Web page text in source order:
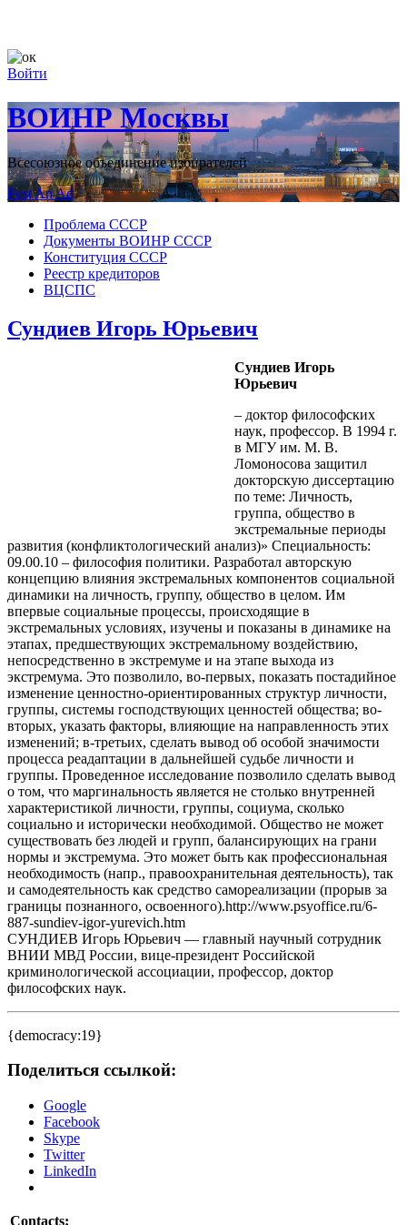
Войти
ВОИНР Москвы
Всесоюзное объединение избирателей
Post An Ad
Проблема СССР
Документы ВОИНР СССР
Конституция СССР
Реестр кредиторов
ВЦСПС
Сундиев Игорь Юрьевич
Сундиев Игорь
Юрьевич
– доктор философских
наук, профессор. В 1994 г.
в МГУ им. М. В.
Ломоносова защитил
докторскую диссертацию
по теме: Личность,
группа, общество в
экстремальные периоды
развития (конфликтологический анализ)» Специальность:
09.00.10 – философия политики. Разработал авторскую
концепцию влияния экстремальных компонентов социальной
динамики на личность, группу, общество в целом. Им
впервые социальные процессы, происходящие в
экстремальных условиях, изучены и показаны в динамике на
этапах, предшествующих экстремальному воздействию,
непосредственно в экстремуме и на этапе выхода из
экстремума. Это позволило, во-первых, показать постадийное
изменение ценностно-ориентированных структур личности,
группы, системы господствующих ценностей общества; во-
вторых, указать факторы, влияющие на направленность этих
изменений; в-третьих, сделать вывод об особой значимости
процесса реадаптации в дальнейшей судьбе личности и
группы. Проведенное исследование позволило сделать вывод
о том, что маргинальность является не столько внутренней
характеристикой личности, группы, социума, сколько
социально и исторически необходимой. Общество не может
существовать без людей и групп, балансирующих на грани
нормы и экстремума. Это может быть как профессиональная
необходимость (напр., правоохранительная деятельность), так
и самодеятельность как средство самореализации (прорыв за
границы познанного, освоенного).http://www.psyoffice.ru/6-
887-sundiev-igor-yurevich.htm
СУНДИЕВ Игорь Юрьевич — главный научный сотрудник
ВНИИ МВД России, вице-президент Российской
криминологической ассоциации, профессор, доктор
философских наук.
{democracy:19}
Поделиться ссылкой:
Google
Facebook
Skype
Twitter
LinkedIn
Contacts: